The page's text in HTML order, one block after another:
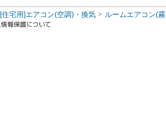
[住宅用]エアコン(空調)・換気 ルームエアコン(